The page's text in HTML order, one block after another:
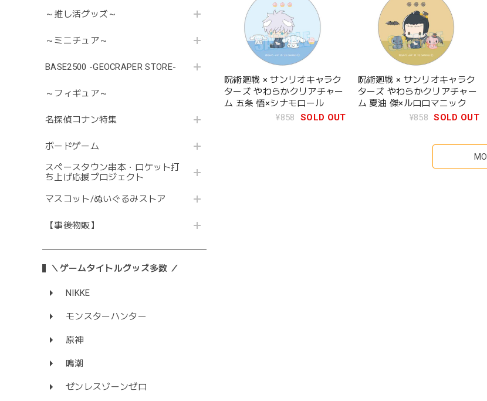
～推し活グッズ～
～ミニチュア～
BASE2500 -GEOCRAPER STORE-
～フィギュア～
名探偵コナン特集
ボードゲーム
スペースタウン串本・ロケット打
ち上げ応援プロジェクト
マスコット/ぬいぐるみストア
【事後物販】
＼ゲームタイトルグッズ多数 ／
NIKKE
モンスターハンター
原神
鳴潮
ゼンレスゾーンゼロ
呪術廻戦 × サンリオキャラク
ターズ やわらかクリアチャー
ム 五条 悟×シナモロール
¥858
SOLD OUT
呪術廻戦 × サンリオキャラク
ターズ やわらかクリアチャー
ム 夏油 傑×ルロロマニック
¥858 SOLD OUT